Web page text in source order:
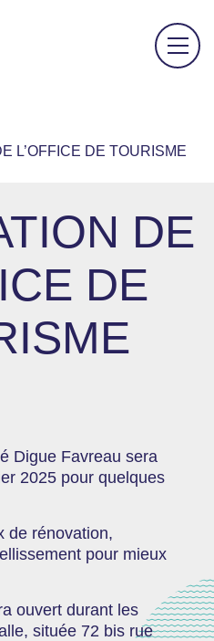
L’OFFICE DE TOURISME
DE
DE
Digue Favreau sera
2025 pour quelques
de rénovation,
pour mieux
ouvert durant les
située 72 bis rue